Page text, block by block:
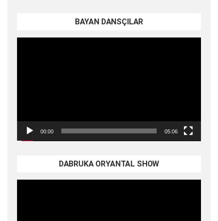
BAYAN DANSÇILAR
00:00 05:06
DABRUKA ORYANTAL SHOW